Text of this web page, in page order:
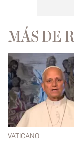
MÁS DE
VATICANO